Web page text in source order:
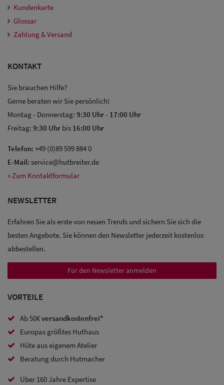
Baseball
Caps
Trucker
Caps
Sale: Caps
mit
Kundenkarte
Glossar
Zahlung & Versand
KONTAKT
Sie brauchen Hilfe?
Gerne beraten wir Sie persönlich!
Montag - Donnerstag: 9:30 Uhr- 17:00 Uhr
Freitag: 9:30 Uhr bis 16:00 Uhr
Telefon: +49 (0)89 599 884 0
E-Mail: service@hutbreiter.de
» Zum Kontaktformular
NEWSLETTER
Erfahren Sie als erste von neuen Trends und sichern Sie sich die
besten Angebote. Sie können den Newsletter jederzeit kostenlos
abbestellen.
Für den Newsletter anmelden
VORTEILE
Ab 50€versandkostenfrei*
Europas größtes Huthaus
Hüte aus eigenem Atelier
Beratung durch Hutmacher
Über 160 Jahre Expertise